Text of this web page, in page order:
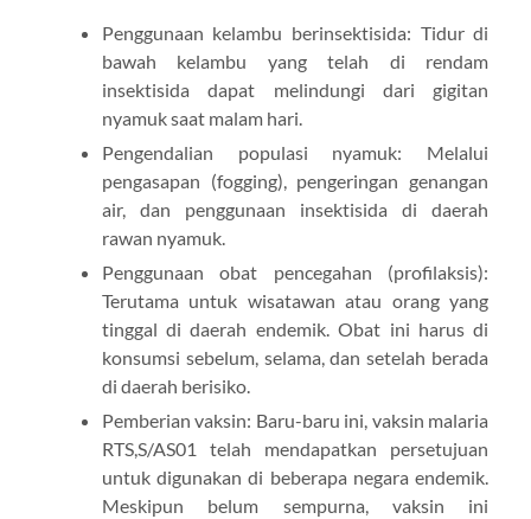
Penggunaan kelambu berinsektisida: Tidur di
bawah kelambu yang telah di rendam
insektisida dapat melindungi dari gigitan
nyamuk saat malam hari.
Pengendalian populasi nyamuk: Melalui
pengasapan (fogging), pengeringan genangan
air, dan penggunaan insektisida di daerah
rawan nyamuk.
Penggunaan obat pencegahan (profilaksis):
Terutama untuk wisatawan atau orang yang
tinggal di daerah endemik. Obat ini harus di
konsumsi sebelum, selama, dan setelah berada
di daerah berisiko.
Pemberian vaksin: Baru-baru ini, vaksin malaria
RTS,S/AS01 telah mendapatkan persetujuan
untuk digunakan di beberapa negara endemik.
Meskipun belum sempurna, vaksin ini